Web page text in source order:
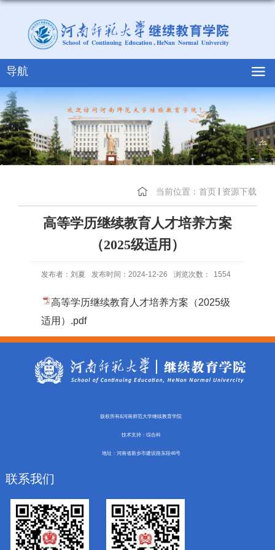
导航
当前位置： 首页 资源下载
高等学历继续教育人才培养方案
（2025级适用）
发布者：刘夏 发布时间：2024-12-26 浏览次数： 1554
高等学历继续教育人才培养方案（2025级
适用）.pdf
版权所有&河南师范大学继续教育学院
技术支持：综合科
地址：河南省新乡市建设路东段46号
联系我们